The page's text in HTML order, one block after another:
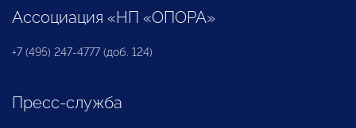
Ассоциация «НП «ОПОРА»
+7 (495) 247-4777 (доб. 124)
Пресс-служба